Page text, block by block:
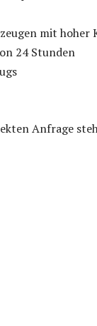
mit
24 Stunden
Anfrage